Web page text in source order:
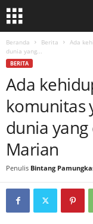
Beranda Berita
Ada
dunia yang...
BERITA
Ada
komunitas
dunia
Marian
Penulis Bintang